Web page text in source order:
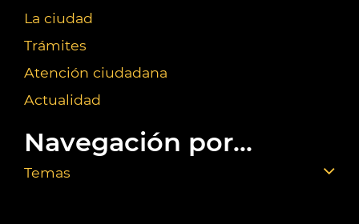
La ciudad
Trámites
Atención ciudadana
Actualidad
Navegación por...
Temas